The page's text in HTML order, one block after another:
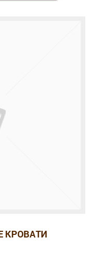
КРОВАТИ